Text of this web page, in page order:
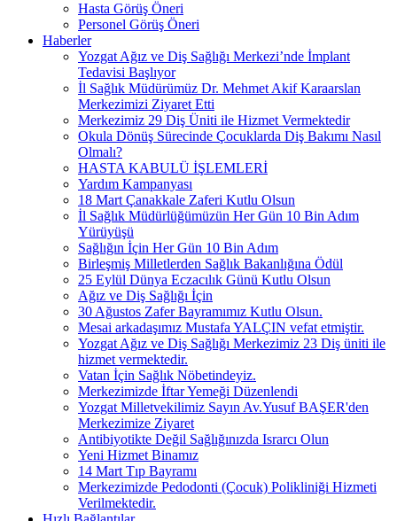
Hasta Görüş Öneri
Personel Görüş Öneri
Haberler
Yozgat Ağız ve Diş Sağlığı Merkezi’nde İmplant
Tedavisi Başlıyor
İl Sağlık Müdürümüz Dr. Mehmet Akif Karaarslan
Merkezimizi Ziyaret Etti
Merkezimiz 29 Diş Üniti ile Hizmet Vermektedir
Okula Dönüş Sürecinde Çocuklarda Diş Bakımı Nasıl
Olmalı?
HASTA KABULÜ İŞLEMLERİ
Yardım Kampanyası
18 Mart Çanakkale Zaferi Kutlu Olsun
İl Sağlık Müdürlüğümüzün Her Gün 10 Bin Adım
Yürüyüşü
Sağlığın İçin Her Gün 10 Bin Adım
Birleşmiş Milletlerden Sağlık Bakanlığına Ödül
25 Eylül Dünya Eczacılık Günü Kutlu Olsun
Ağız ve Diş Sağlığı İçin
30 Ağustos Zafer Bayramımız Kutlu Olsun.
Mesai arkadaşımız Mustafa YALÇIN vefat etmiştir.
Yozgat Ağız ve Diş Sağlığı Merkezimiz 23 Diş üniti ile
hizmet vermektedir.
Vatan İçin Sağlık Nöbetindeyiz.
Merkezimizde İftar Yemeği Düzenlendi
Yozgat Milletvekilimiz Sayın Av.Yusuf BAŞER'den
Merkezimize Ziyaret
Antibiyotikte Değil Sağlığınızda Israrcı Olun
Yeni Hizmet Binamız
14 Mart Tıp Bayramı
Merkezimizde Pedodonti (Çocuk) Polikliniği Hizmeti
Verilmektedir.